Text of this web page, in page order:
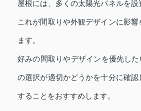
屋根には、多くの太陽光パネルを設
これが間取りや外観デザインに影響
ます。
好みの間取りやデザインを優先し
の選択が適切かどうかを十分に確
することをおすすめします。